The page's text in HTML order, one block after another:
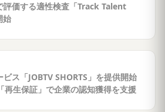
評価する適性検査「Track Talent
始
ス「JOBTV SHORTS」を提供開始
再生保証」で企業の認知獲得を支援